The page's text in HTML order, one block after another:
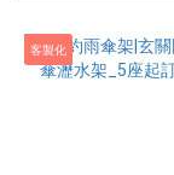
客製化